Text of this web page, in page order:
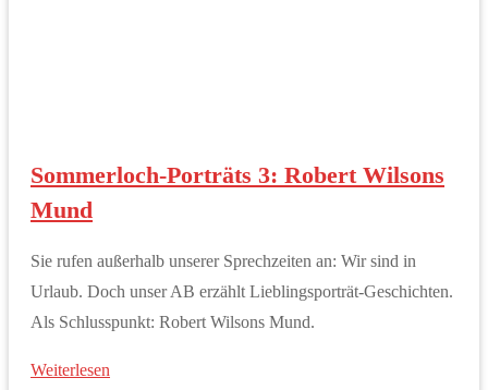
Sommerloch-Porträts 3: Robert Wilsons
Mund
Sie rufen außerhalb unserer Sprechzeiten an: Wir sind in
Urlaub. Doch unser AB erzählt Lieblingsporträt-Geschichten.
Als Schlusspunkt: Robert Wilsons Mund.
Weiterlesen